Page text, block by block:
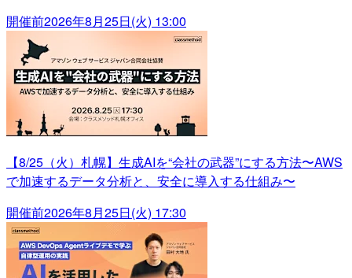
開催前2026年8月25日(火) 13:00
【8/25（火）札幌】生成AIを“会社の武器”にする方法〜AWS
で加速するデータ分析と、安全に導入する仕組み〜
開催前2026年8月25日(火) 17:30